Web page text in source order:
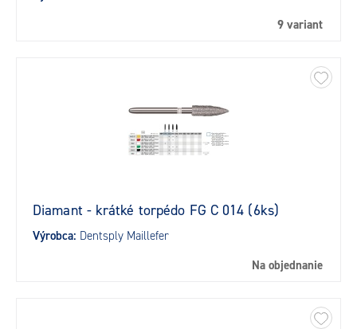
9 variant
Diamant - krátké torpédo FG C 014 (6ks)
Výrobca: Dentsply Maillefer
Na objednanie